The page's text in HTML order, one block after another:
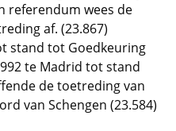
referendum wees de
af. (23.867)
stand tot Goedkeuring
te Madrid tot stand
de toetreding van
van Schengen (23.584)